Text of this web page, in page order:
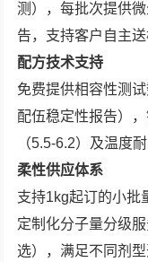
测），每批次提供
告，支持客户自主送
配方技术支持
免费提供相容性测
配伍稳定性报告）
（5.5-6.2）及温度
柔性供应体系
支持1kg起订的小批
定制化分子量分级
选），满足不同剂型